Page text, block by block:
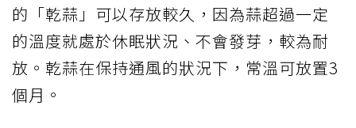
的「乾蒜」可以存放較久，因為蒜超過一定
的溫度就處於休眠狀況、不會發芽，較為耐
放。乾蒜在保持通風的狀況下，常溫可放置3
個月。